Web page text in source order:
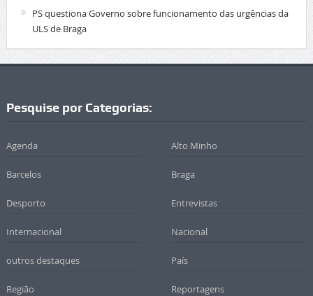
PS questiona Governo sobre funcionamento das urgências da
ULS de Braga
Pesquise por Categorias:
Agenda Alto Minho
Barcelos Braga
Desporto Entrevistas
Internacional Nacional
outros destaques País
Região Reportagens